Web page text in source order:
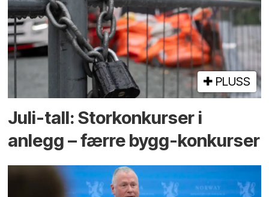
PLUSS
Juli-tall: Storkonkurser i
anlegg – færre bygg-konkurser